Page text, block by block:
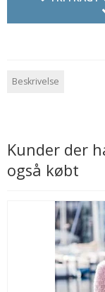
Beskrivelse
Kunder der
også købt